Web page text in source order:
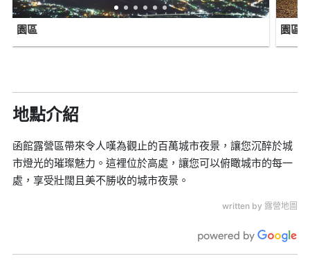
園區 園區
地點介紹
函館露營區帶來令人嘆為觀止的百萬城市夜景，讓您沉醉於城
市燈光的璀璨魅力。這裡位於高處，讓您可以俯瞰城市的每一
處，享受壯闊且美不勝收的城市夜景。
written by 露營地圖